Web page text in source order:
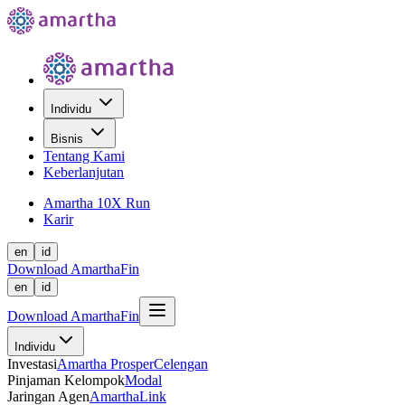
Individu
Bisnis
Tentang Kami
Keberlanjutan
Amartha 10X Run
Karir
en id
Download AmarthaFin
en id
Download AmarthaFin
Individu
InvestasiAmartha ProsperCelengan
Pinjaman KelompokModal
Jaringan AgenAmarthaLink